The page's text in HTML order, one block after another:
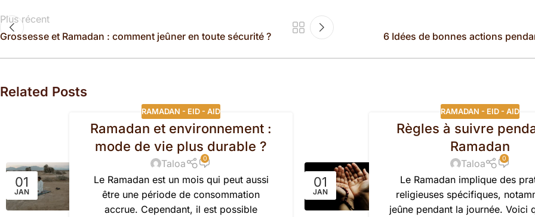
Plus récent
Grossesse et Ramadan : comment jeûner en toute sécurité ?
6 Idées de bonnes actions
Related Posts
01
JAN
RAMADAN - EID - AID
Ramadan et environnement :
mode de vie plus durable ?
Taloa 0
Le Ramadan est un mois qui peut aussi
être une période de consommation
accrue. Cependant, il est possible
01
JAN
RAMADAN - EID - AID
Règles à suivre
Ramadan
Taloa 0
Le Ramadan implique des
religieuses spécifiques,
jeûne pendant la journée. Voici